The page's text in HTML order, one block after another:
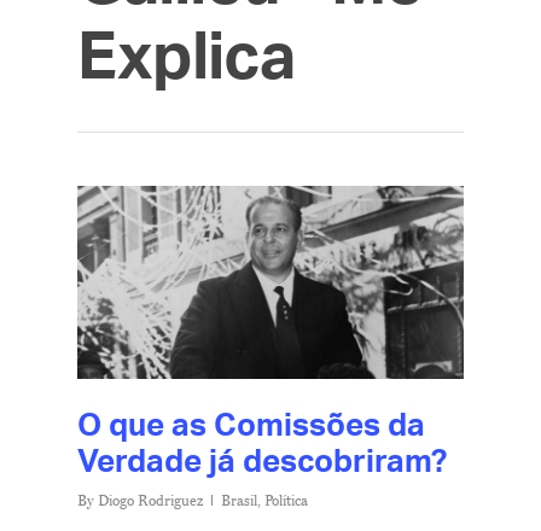
Explica
O que as Comissões da
Verdade já descobriram?
By Diogo Rodriguez Brasil, Política